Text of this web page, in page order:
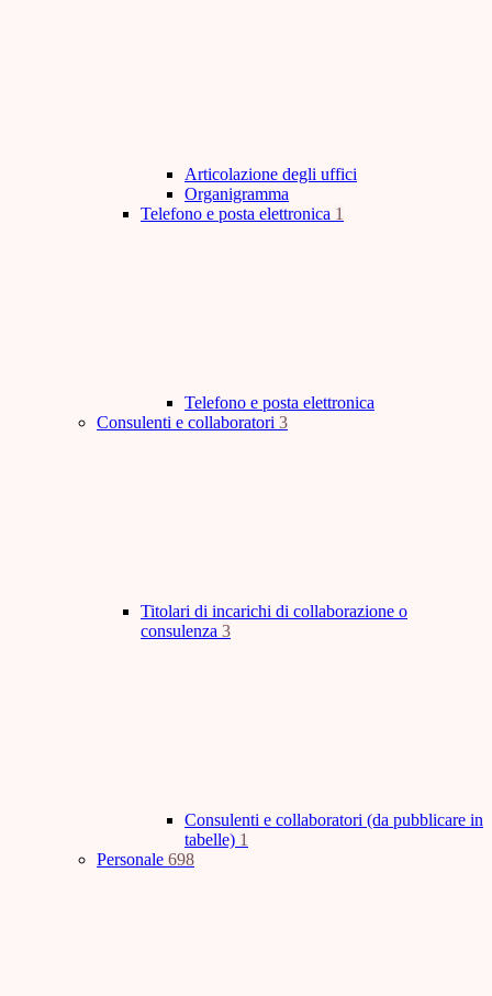
Articolazione degli uffici
Organigramma
Telefono e posta elettronica 1
Telefono e posta elettronica
Consulenti e collaboratori 3
Titolari di incarichi di collaborazione o
consulenza 3
Consulenti e collaboratori (da pubblicare in
tabelle) 1
Personale 698